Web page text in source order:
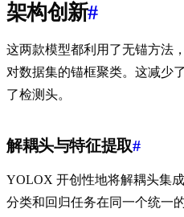
架构创新#
这两款模型都利用了无锚方法
对数据集的锚框聚类。这减少
了检测头。
解耦头与特征提取#
YOLOX 开创性地将解耦头集
分类和回归任务在同一个统一